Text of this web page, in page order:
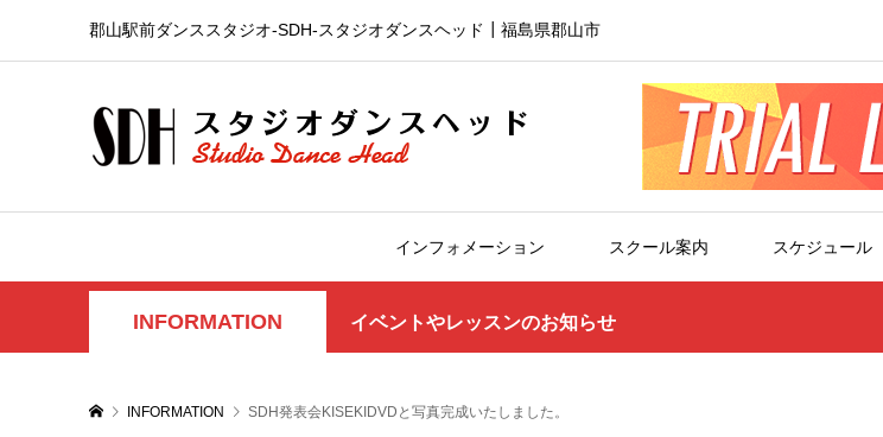
郡山駅前ダンススタジオ-SDH‐スタジオダンスヘッド┃福島県郡山市
インフォメーション スクール案内 スケジュール
INFORMATION イベントやレッスンのお知らせ
INFORMATION SDH発表会KISEKIDVDと写真完成いたしました。